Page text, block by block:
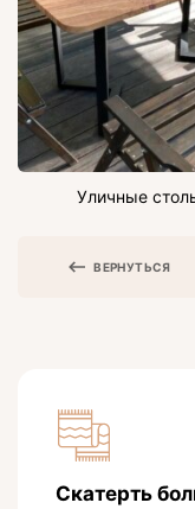
Уличные
ВЕРНУТЬСЯ
Скатерть